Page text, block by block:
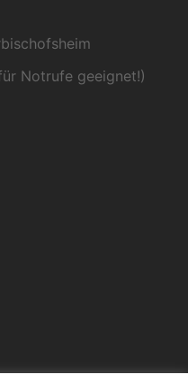
Notrufe geeignet!)